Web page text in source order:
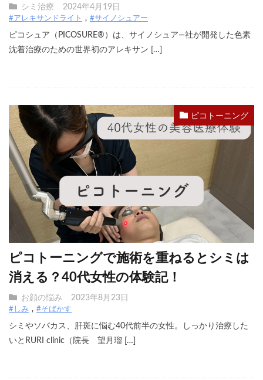
シミ治療 2024年4月19日
#アレキサンドライト #サイノシュアー
ピコシュア（PICOSURE®）は、サイノシュア―社が開発した色素
沈着治療のための世界初のアレキサン […]
ピコトーニング
ピコトーニングで施術を重ねるとシミは
消える？40代女性の体験記！
お顔の悩み 2023年8月23日
#しみ #そばかす
シミやソバカス、肝斑に悩む40代前半の女性。しっかり治療した
いとRURI clinic（院長 望月瑠 […]